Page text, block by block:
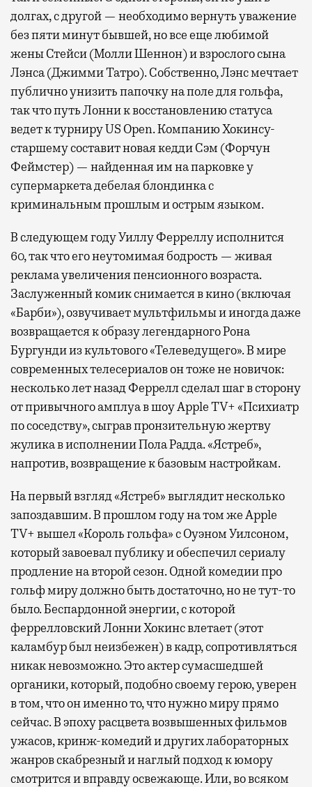
долгах, с другой — необходимо вернуть уважение
без пяти минут бывшей, но все еще любимой
жены Стейси (Молли Шеннон) и взрослого сына
Лэнса (Джимми Татро). Собственно, Лэнс мечтает
публично унизить папочку на поле для гольфа,
так что путь Лонни к восстановлению статуса
ведет к турниру US Open. Компанию Хокинсу-
старшему составит новая кедди Сэм (Форчун
Феймстер) — найденная им на парковке у
супермаркета дебелая блондинка с
криминальным прошлым и острым языком.
В следующем году Уиллу Ферреллу исполнится
60, так что его неутомимая бодрость — живая
реклама увеличения пенсионного возраста.
Заслуженный комик снимается в кино (включая
«Барби»), озвучивает мультфильмы и иногда даже
возвращается к образу легендарного Рона
Бургунди из культового «Телеведущего». В мире
современных телесериалов он тоже не новичок:
несколько лет назад Феррелл сделал шаг в сторону
от привычного амплуа в шоу Apple TV+ «Психиатр
по соседству», сыграв пронзительную жертву
жулика в исполнении Пола Радда. «Ястреб»,
напротив, возвращение к базовым настройкам.
На первый взгляд «Ястреб» выглядит несколько
запоздавшим. В прошлом году на том же Apple
TV+ вышел «Король гольфа» с Оуэном Уилсоном,
который завоевал публику и обеспечил сериалу
продление на второй сезон. Одной комедии про
гольф миру должно быть достаточно, но не тут-то
было. Беспардонной энергии, с которой
феррелловский Лонни Хокинс влетает (этот
каламбур был неизбежен) в кадр, сопротивляться
никак невозможно. Это актер сумасшедшей
органики, который, подобно своему герою, уверен
в том, что он именно то, что нужно миру прямо
сейчас. В эпоху расцвета возвышенных фильмов
ужасов, кринж-комедий и других лабораторных
жанров скабрезный и наглый подход к юмору
смотрится и вправду освежающе. Или, во всяком